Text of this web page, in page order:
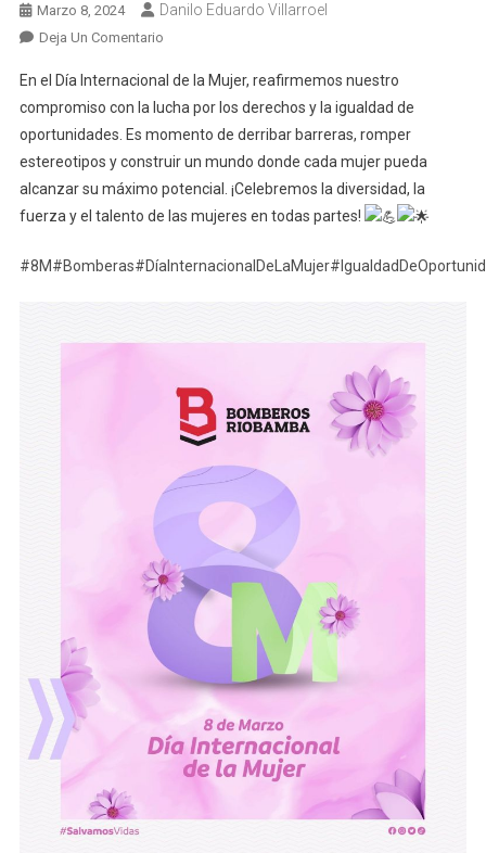
Marzo 8, 2024 Danilo Eduardo Villarroel
Deja Un ComentarioEn
Saludan
A
La
Mujer
En
Su
En el Día Internacional de la Mujer, reafirmemos nuestro
compromiso con la lucha por los derechos y la igualdad de
oportunidades. Es momento de derribar barreras, romper
estereotipos y construir un mundo donde cada mujer pueda
alcanzar su máximo potencial. ¡Celebremos la diversidad, la
fuerza y el talento de las mujeres en todas partes!
#8M#Bomberas#DíaInternacionalDeLaMujer